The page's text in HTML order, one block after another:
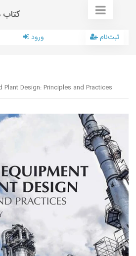
کتاب
ورود ثبت‌نام
Plant Design: Principles and Practices